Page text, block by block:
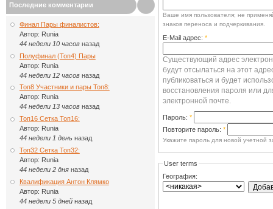
Последние комментарии
Финал Пары финалистов:
Автор: Runia
44 недели 10 часовназад
Полуфинал (Топ4) Пары
Автор: Runia
44 недели 12 часовназад
Топ8 Участники и пары Топ8:
Автор: Runia
44 недели 13 часовназад
Топ16 Сетка Топ16:
Автор: Runia
44 недели 1 день назад
Топ32 Сетка Топ32:
Автор: Runia
44 недели 2 дняназад
Квалификация Антон Клямко
Автор: Runia
44 недели 5 днейназад
Ваше имя пользователя; не
знаков переноса и подчеркивания.
E-Mail адрес: *
Существующий адрес
будут отсылаться на этот
публиковаться и будет
восстановления пароля или
электронной почте.
Пароль: *
Повторите пароль: *
Укажите пароль для новой учетной
User terms
География: